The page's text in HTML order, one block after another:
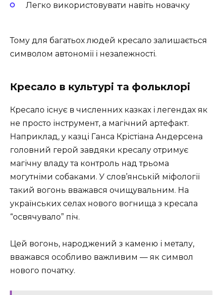
Легко використовувати навіть новачку
Тому для багатьох людей кресало залишається
символом автономії і незалежності.
Кресало в культурі та фольклорі
Кресало існує в численних казках і легендах як
не просто інструмент, а магічний артефакт.
Наприклад, у казці Ганса Крістіана Андерсена
головний герой завдяки кресалу отримує
магічну владу та контроль над трьома
могутніми собаками. У слов’янській міфології
такий вогонь вважався очищувальним. На
українських селах нового вогнища з кресала
“освячувало” піч.
Цей вогонь, народжений з каменю і металу,
вважався особливо важливим — як символ
нового початку.